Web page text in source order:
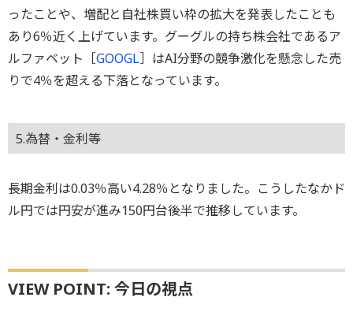
ったことや、増配と自社株買い枠の拡大を発表したことも
あり6％近く上げています。グーグルの持ち株会社であるア
ルファベット［GOOGL］はAI分野の競争激化を懸念した売
りで4％を超える下落となっています。
5.為替・金利等
長期金利は0.03％高い4.28％となりました。こうしたなかド
ル円では円安が進み150円台後半で推移しています。
VIEW POINT: 今日の視点